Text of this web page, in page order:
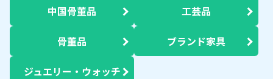
中国骨董品 工芸品
骨董品 ブランド家具
ジュエリー・ウォッチ